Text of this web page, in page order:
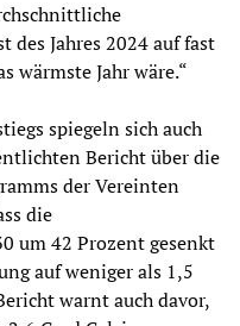
des Jahres 2024 auf fast
wärmste Jahr wäre.“
spiegeln sich auch
Bericht über die
der Vereinten
die
um 42 Prozent gesenkt
auf weniger als 1,5
warnt auch davor,